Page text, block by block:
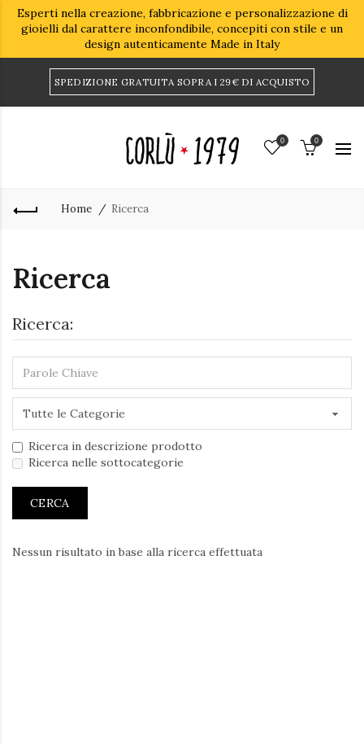
Esperti nella creazione, fabbricazione e personalizzazione di
gioielli dal carattere inconfondibile, concepiti con stile e un
design autenticamente Made in Italy
SPEDIZIONE GRATUITA SOPRA I 29€ DI ACQUISTO
0 0
Home Ricerca
Ricerca
Ricerca:
Ricerca in descrizione prodotto
Ricerca nelle sottocategorie
Nessun risultato in base alla ricerca effettuata